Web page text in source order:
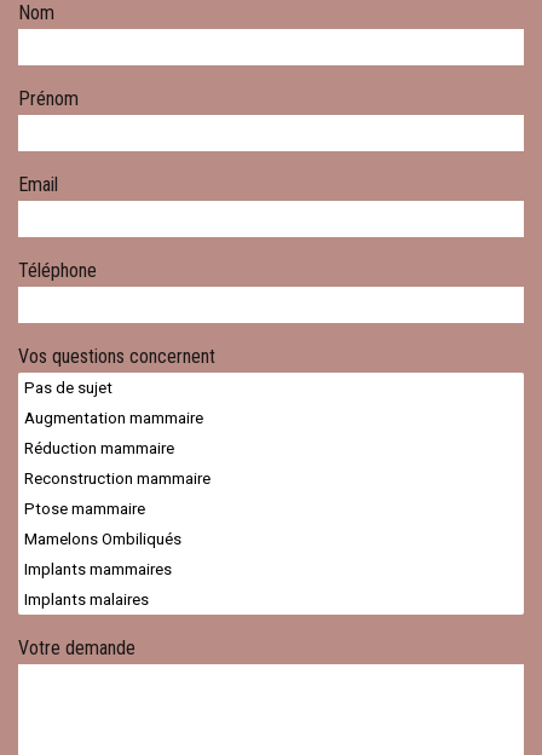
Nom
Prénom
Email
Téléphone
Vos questions concernent
Votre demande